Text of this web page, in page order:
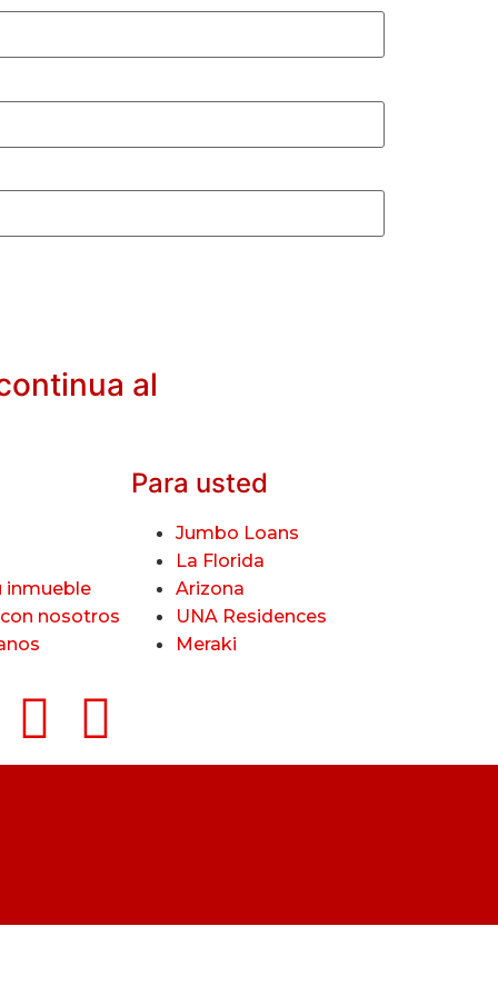
al
inmueble
nosotros
Para usted
Jumbo Loans
La Florida
Arizona
UNA Residences
Meraki